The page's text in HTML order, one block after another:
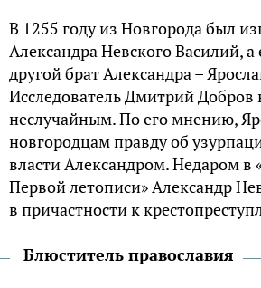
В 1255 году из Новгорода был
Александра Невского Василий, а
другой брат Александра –
Исследователь Дмитрий Добров
неслучайным. По его мнению,
новгородцам правду об
власти Александром. Недаром в
Первой летописи» Александр
в причастности к
Блюститель православия